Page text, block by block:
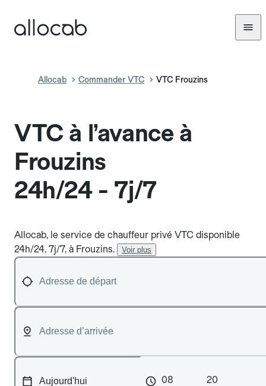
Allocab Commander VTC VTC Frouzins
VTC à l’avance à
Frouzins
24h/24 - 7j/7
Allocab, le service de chauffeur privé VTC disponible
24h/24, 7j/7, à Frouzins.
Voir plus
08 20